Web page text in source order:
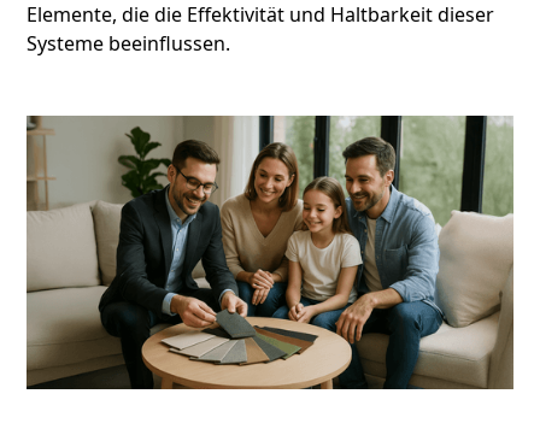
Elemente, die die Effektivität und Haltbarkeit dieser
Systeme beeinflussen.